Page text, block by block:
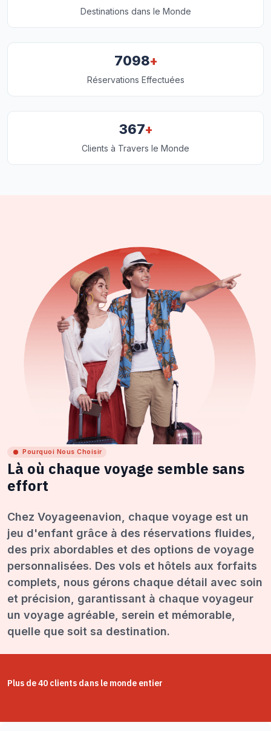
Destinations dans le Monde
7098+
Réservations Effectuées
367+
Clients à Travers le Monde
Pourquoi Nous Choisir
Là où chaque voyage semble sans
effort
Chez Voyageenavion, chaque voyage est un
jeu d'enfant grâce à des réservations fluides,
des prix abordables et des options de voyage
personnalisées. Des vols et hôtels aux forfaits
complets, nous gérons chaque détail avec soin
et précision, garantissant à chaque voyageur
un voyage agréable, serein et mémorable,
quelle que soit sa destination.
Plus de 40 clients dans le monde entier